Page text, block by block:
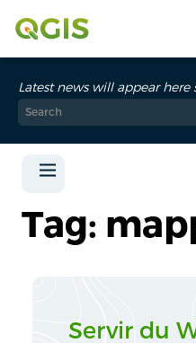
Latest news will appear here
Tag:
Servir du